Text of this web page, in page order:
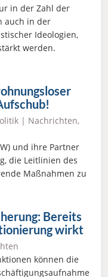
in der Zahl der
auch in der
Ideologien,
werden.
| Nachrichten,
und ihre Partner
die Leitlinien des
Maßnahmen zu
Bereits
wirkt
können die